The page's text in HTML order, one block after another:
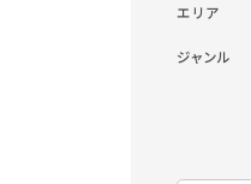
エリア
ジャンル